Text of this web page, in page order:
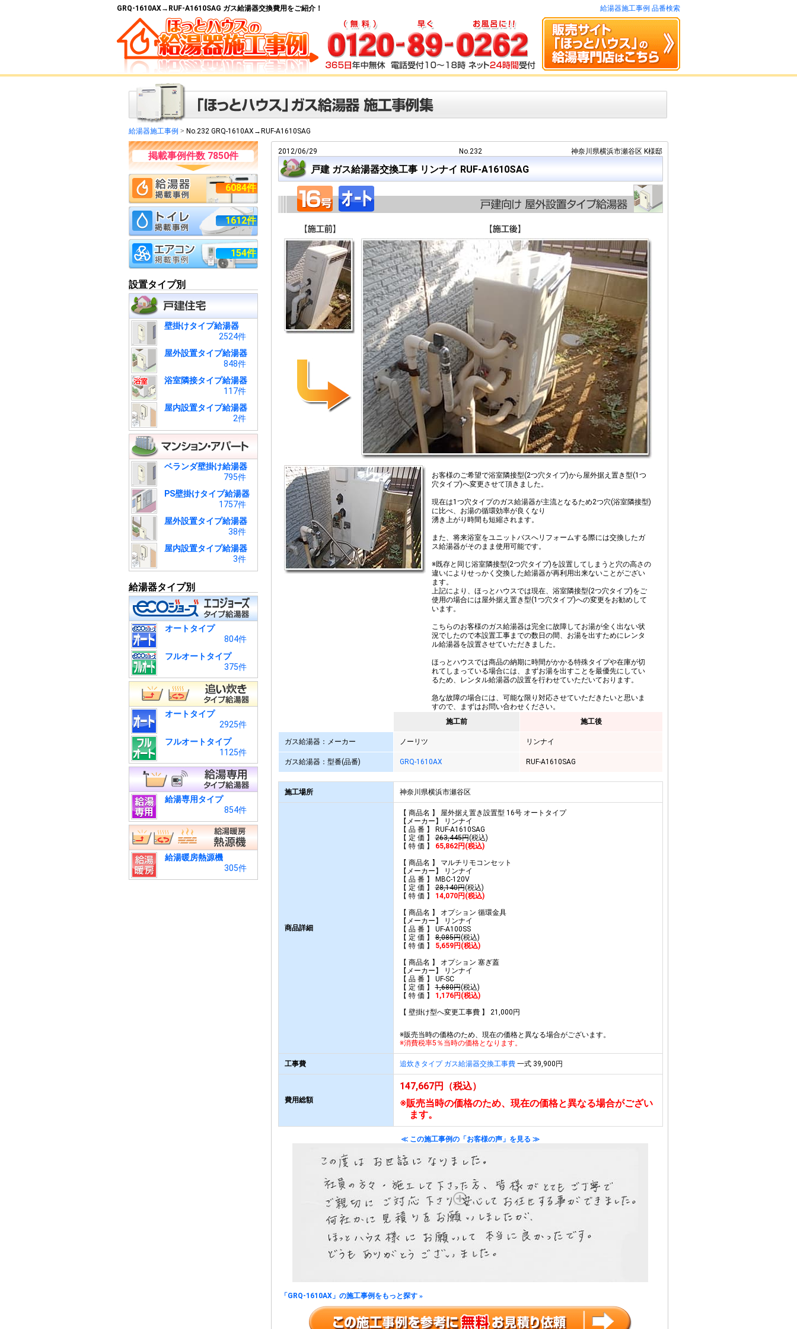
GRQ-1610AX→RUF-A1610SAG ガス給湯器交換費用をご紹介！ 給湯器施工事例 品番検索
給湯器施工事例 > No.232 GRQ-1610AX→RUF-A1610SAG
掲載事例件数 7850件
6084件
1612件
154件
設置タイプ別
壁掛けタイプ給湯器
2524件
屋外設置タイプ給湯器
848件
浴室隣接タイプ給湯器
117件
屋内設置タイプ給湯器
2件
ベランダ壁掛け給湯器
795件
PS壁掛けタイプ給湯器
1757件
屋外設置タイプ給湯器
38件
屋内設置タイプ給湯器
3件
給湯器タイプ別
オートタイプ
804件
フルオートタイプ
375件
オートタイプ
2925件
フルオートタイプ
1125件
給湯専用タイプ
854件
給湯暖房熱源機
305件
2012/06/29 No.232 神奈川県横浜市瀬谷区 K様邸
戸建 ガス給湯器交換工事 リンナイ RUF-A1610SAG
お客様のご希望で浴室隣接型(2つ穴タイプ)から屋外据え置き型(1つ
穴タイプ)へ変更させて頂きました。
現在は1つ穴タイプのガス給湯器が主流となるため2つ穴(浴室隣接型)
に比べ、お湯の循環効率が良くなり
湧き上がり時間も短縮されます。
また、将来浴室をユニットバスへリフォームする際には交換したガ
ス給湯器がそのまま使用可能です。
※既存と同じ浴室隣接型(2つ穴タイプ)を設置してしまうと穴の高さの
違いによりせっかく交換した給湯器が再利用出来ないことがござい
ます。
上記により、ほっとハウスでは現在、浴室隣接型(2つ穴タイプ)をご
使用の場合には屋外据え置き型(1つ穴タイプ)への変更をお勧めして
います。
こちらのお客様のガス給湯器は完全に故障してお湯が全く出ない状
況でしたので本設置工事までの数日の間、お湯を出すためにレンタ
ル給湯器を設置させていただきました。
ほっとハウスでは商品の納期に時間がかかる特殊タイプや在庫が切
れてしまっている場合には、まずお湯を出すことを最優先にしてい
るため、レンタル給湯器の設置を行わせていただいております。
急な故障の場合には、可能な限り対応させていただきたいと思いま
すので、まずはお問い合わせください。
施工前
施工後
ガス給湯器：メーカー ノーリツ リンナイ
ガス給湯器：型番(品番) GRQ-1610AX RUF-A1610SAG
施工場所 神奈川県横浜市瀬谷区
商品詳細
【 商品名 】 屋外据え置き設置型 16号 オートタイプ
【メーカー】 リンナイ
【 品 番 】 RUF-A1610SAG
【 定 価 】263,445円(税込)
【 特 価 】
65,862円(税込)
【 商品名 】 マルチリモコンセット
【メーカー】 リンナイ
【 品 番 】 MBC-120V
【 定 価 】28,140円(税込)
【 特 価 】
14,070円(税込)
【 商品名 】 オプション 循環金具
【メーカー】 リンナイ
【 品 番 】 UF-A100SS
【 定 価 】8,085円(税込)
【 特 価 】
5,659円(税込)
【 商品名 】 オプション 塞ぎ蓋
【メーカー】 リンナイ
【 品 番 】 UF-SC
【 定 価 】1,680円(税込)
【 特 価 】
1,176円(税込)
【 壁掛け型へ変更工事費 】 21,000円
※販売当時の価格のため、現在の価格と異なる場合がございます。
※消費税率5％当時の価格となります。
工事費 追炊きタイプ ガス給湯器交換工事費一式 39,900円
費用総額
147,667円（税込）
※販売当時の価格のため、現在の価格と異なる場合がござい
ます。
≪ この施工事例の「お客様の声」を見る ≫
「GRQ-1610AX」の施工事例をもっと探す »